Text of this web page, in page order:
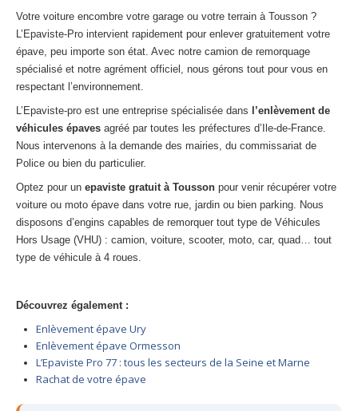
– Aisne
Tousles secteurs
VHU AGRÉE
Centreagréé VHU Paris 75 : casse auto avec destruction
Centreagréé VHU 77 : casse auto avec destruction
agréé VHU 78 : casse auto avec destruction
Centreagréé VHU 91 : casse auto avec destruction
Centreagréé VHU 92 : casse auto avec destruction
Centreagréé VHU 94 : casse auto avec destruction
Centreagréé VHU 95 : casse auto avec destruction
DOCUMENTSÀ JOINDRE
Votre voiture encombre votre garage ou votre terrain à Tousson ?
L’Epaviste-Pro intervient rapidement pour enlever gratuitement votre
épave, peu importe son état. Avec notre camion de remorquage
spécialisé et notre agrément officiel, nous gérons tout pour vous en
respectant l’environnement.
L’Epaviste-pro est une entreprise spécialisée dans
l’enlèvement de
véhicules épaves agréé par toutes les préfectures d’Ile-de-France.
Nous intervenons à la demande des mairies, du commissariat de
Police ou bien du particulier.
Optez pour un epaviste gratuit à Tousson pour venir récupérer votre
voiture ou moto épave dans votre rue, jardin ou bien parking. Nous
disposons d’engins capables de remorquer tout type de Véhicules
Hors Usage (VHU) : camion, voiture, scooter, moto, car, quad… tout
type de véhicule à 4 roues.
Découvrez également :
Enlèvement épave Ury
Enlèvement épave Ormesson
L’Epaviste Pro 77 : tous les secteurs de la Seine et Marne
Rachat de votre épave